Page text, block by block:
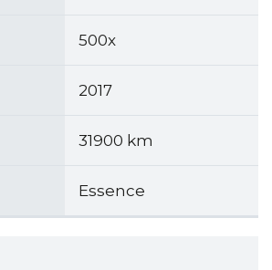
500x
2017
31900 km
Essence